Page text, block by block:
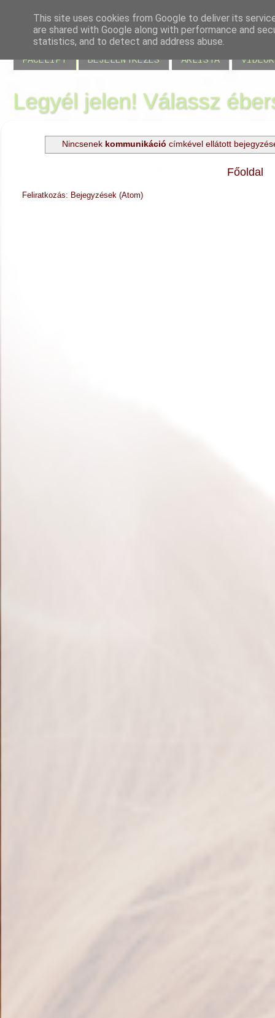
BLOG JELENLÉT VISSZAJELZÉSEK
FACELIFT
BEJELENTKEZÉS ÁRLISTA VIDEÓK
Legyél jelen! Válassz
Nincsenek kommunikáció címkével ellátott
Főoldal
Feliratkozás: Bejegyzések (Atom)
This site uses cookies from Google to deliver its
are shared with Google along with performance and
statistics, and to detect and address abuse.